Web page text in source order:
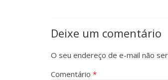
Deixe um comentário
O seu endereço de e-mail não
Comentário *